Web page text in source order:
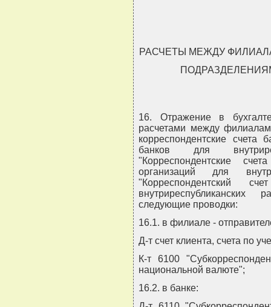
РАСЧЕТЫ МЕЖДУ
16. Отражение в
расчетами между
корреспондентские счета
банков для
"Корреспондентские
организаций для
"Корреспондентский
следующие проводки:
16.1. в филиале -
Д-т счет клиента, счета по
К-т 6100
национальной валюте";
16.2. в банке: